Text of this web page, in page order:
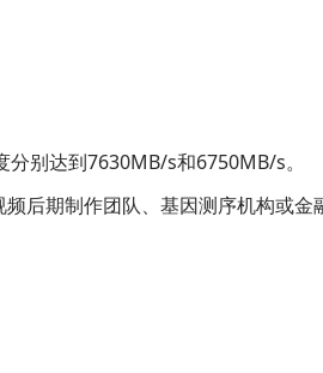
别达到7630MB/s和6750MB/s。
后期制作团队、基因测序机构或金